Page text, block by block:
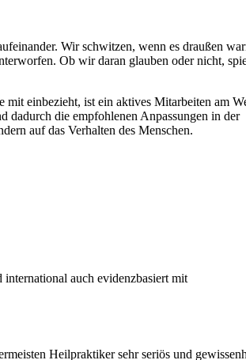
Wir schwitzen, wenn es draußen
Ob wir daran glauben oder nicht,
mit einbezieht, ist ein aktives Mitarbeiten am
die empfohlenen Anpassungen in der
auf das Verhalten des Menschen.
auch evidenzbasiert mit
Heilpraktiker sehr seriös und